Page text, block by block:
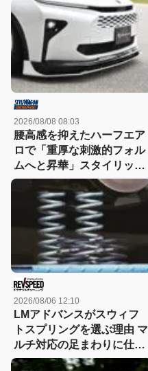
2026/08/08 08:03
腰高感を抑えたハーフエア
ロで「重厚な刺激的フォル
ムへと昇華」スタイリッシ
ュなエステートを構築
2026/08/06 12:10
LMアドバンスがスウィフ
トスプリングを選ぶ理由 マ
ルチ対応の足まわりに仕上
げやすい